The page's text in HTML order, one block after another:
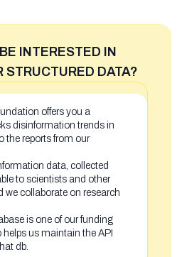
INTERESTED IN
STRUCTURED DATA?
offers you a
disinformation trends in
the reports from our
data, collected
to scientists and other
we collaborate on research
is one of our funding
us maintain the API
db.